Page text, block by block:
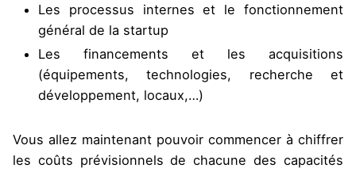
Les processus internes et le fonctionnement
général de la startup
Les financements et les acquisitions
(équipements, technologies, recherche et
développement, locaux,…)
Vous allez maintenant pouvoir commencer à chiffrer
les coûts prévisionnels de chacune des capacités